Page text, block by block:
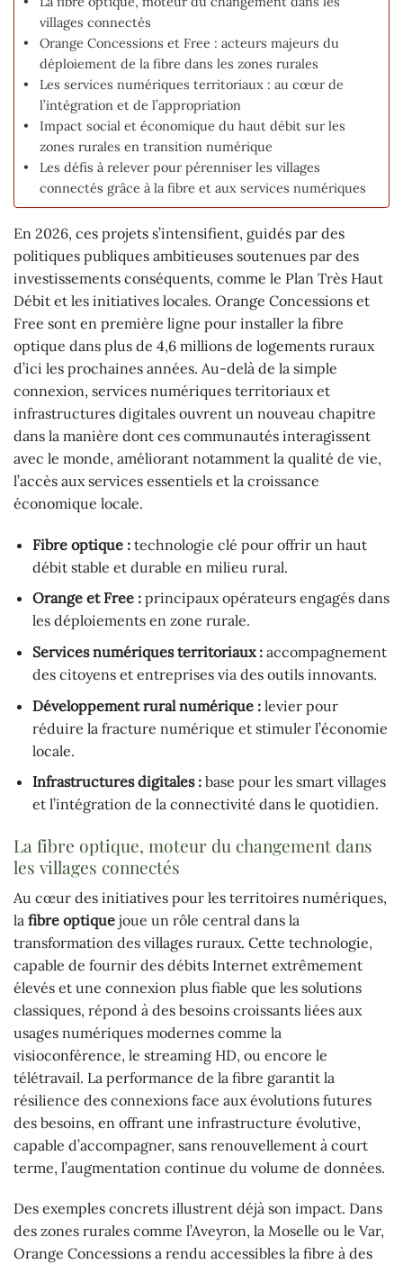
villages connectés
Orange Concessions et Free : acteurs majeurs du
déploiement de la fibre dans les zones rurales
Les services numériques territoriaux : au cœur de
l’intégration et de l’appropriation
Impact social et économique du haut débit sur les
zones rurales en transition numérique
Les défis à relever pour pérenniser les villages
connectés grâce à la fibre et aux services numériques
En 2026, ces projets s’intensifient, guidés par des
politiques publiques ambitieuses soutenues par des
investissements conséquents, comme le Plan Très Haut
Débit et les initiatives locales. Orange Concessions et
Free sont en première ligne pour installer la fibre
optique dans plus de 4,6 millions de logements ruraux
d’ici les prochaines années. Au-delà de la simple
connexion, services numériques territoriaux et
infrastructures digitales ouvrent un nouveau chapitre
dans la manière dont ces communautés interagissent
avec le monde, améliorant notamment la qualité de vie,
l’accès aux services essentiels et la croissance
économique locale.
Fibre optique :technologie clé pour offrir un haut
débit stable et durable en milieu rural.
Orange et Free :principaux opérateurs engagés dans
les déploiements en zone rurale.
Services numériques territoriaux :accompagnement
des citoyens et entreprises via des outils innovants.
Développement rural numérique :levier pour
réduire la fracture numérique et stimuler l’économie
locale.
Infrastructures digitales :base pour les smart villages
et l’intégration de la connectivité dans le quotidien.
La fibre optique, moteur du changement dans
les villages connectés
Au cœur des initiatives pour les territoires numériques,
la fibre optique joue un rôle central dans la
transformation des villages ruraux. Cette technologie,
capable de fournir des débits Internet extrêmement
élevés et une connexion plus fiable que les solutions
classiques, répond à des besoins croissants liées aux
usages numériques modernes comme la
visioconférence, le streaming HD, ou encore le
télétravail. La performance de la fibre garantit la
résilience des connexions face aux évolutions futures
des besoins, en offrant une infrastructure évolutive,
capable d’accompagner, sans renouvellement à court
terme, l’augmentation continue du volume de données.
Des exemples concrets illustrent déjà son impact. Dans
des zones rurales comme l’Aveyron, la Moselle ou le Var,
Orange Concessions a rendu accessibles la fibre à des